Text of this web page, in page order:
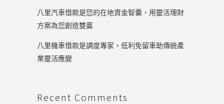
八里汽車借款是您的在地資金智囊，用靈活理財
方案為您創造雙贏
八里機車借款是調度專家，低利免留車助傳統產
業靈活應變
Recent Comments